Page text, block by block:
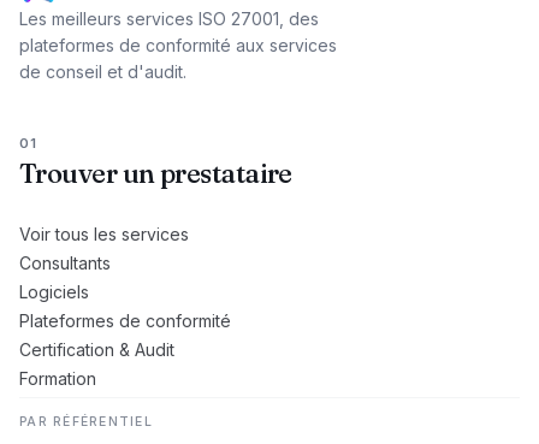
Les meilleurs services ISO 27001, des
plateformes de conformité aux services
de conseil et d'audit.
01
Trouver un prestataire
Voir tous les services
Consultants
Logiciels
Plateformes de conformité
Certification & Audit
Formation
PAR RÉFÉRENTIEL